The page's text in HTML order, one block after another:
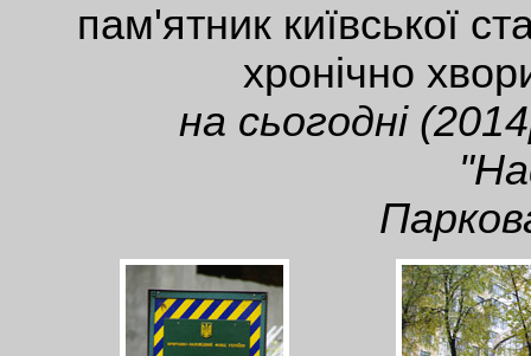
пам'ятник київської
хронічно
на сьогодні